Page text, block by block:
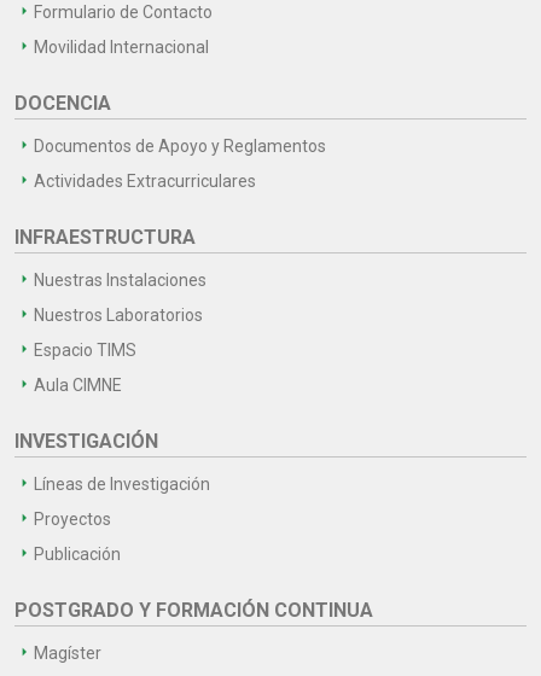
Formulario de Contacto
Movilidad Internacional
DOCENCIA
Documentos de Apoyo y Reglamentos
Actividades Extracurriculares
INFRAESTRUCTURA
Nuestras Instalaciones
Nuestros Laboratorios
Espacio TIMS
Aula CIMNE
INVESTIGACIÓN
Líneas de Investigación
Proyectos
Publicación
POSTGRADO Y FORMACIÓN CONTINUA
Magíster